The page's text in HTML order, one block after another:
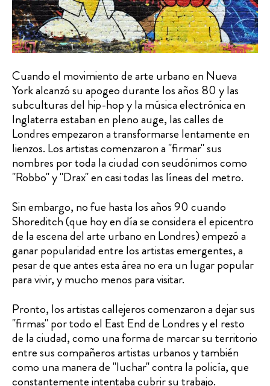
Cuando el movimiento de arte urbano en Nueva
York alcanzó su apogeo durante los años 80 y las
subculturas del hip-hop y la música electrónica en
Inglaterra estaban en pleno auge, las calles de
Londres empezaron a transformarse lentamente en
lienzos. Los artistas comenzaron a "firmar" sus
nombres por toda la ciudad con seudónimos como
"Robbo" y "Drax" en casi todas las líneas del metro.
Sin embargo, no fue hasta los años 90 cuando
Shoreditch (que hoy en día se considera el epicentro
de la escena del arte urbano en Londres) empezó a
ganar popularidad entre los artistas emergentes, a
pesar de que antes esta área no era un lugar popular
para vivir, y mucho menos para visitar.
Pronto, los artistas callejeros comenzaron a dejar sus
"firmas" por todo el East End de Londres y el resto
de la ciudad, como una forma de marcar su territorio
entre sus compañeros artistas urbanos y también
como una manera de "luchar" contra la policía, que
constantemente intentaba cubrir su trabajo.